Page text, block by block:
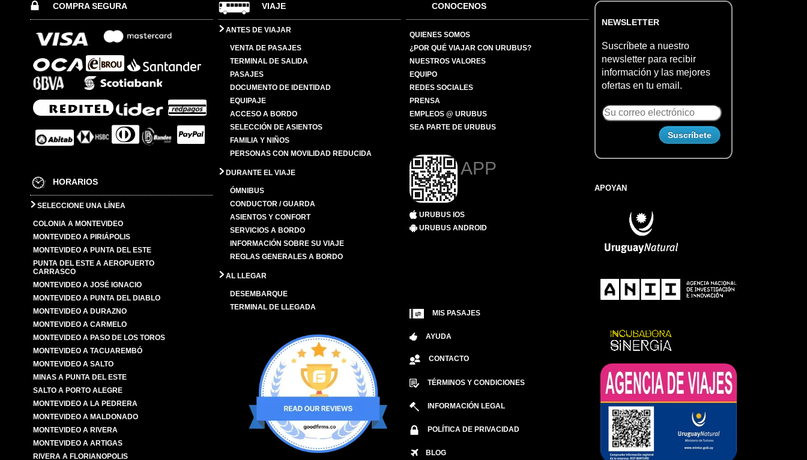
COMPRA SEGURA
HORARIOS
SELECCIONE UNA LÍNEA
COLONIA A MONTEVIDEO
MONTEVIDEO A PIRIÁPOLIS
MONTEVIDEO A PUNTA DEL ESTE
PUNTA DEL ESTE A AEROPUERTO
CARRASCO
MONTEVIDEO A JOSÉ IGNACIO
MONTEVIDEO A PUNTA DEL DIABLO
MONTEVIDEO A DURAZNO
MONTEVIDEO A CARMELO
MONTEVIDEO A PASO DE LOS TOROS
MONTEVIDEO A TACUAREMBÓ
MONTEVIDEO A SALTO
MINAS A PUNTA DEL ESTE
SALTO A PORTO ALEGRE
MONTEVIDEO A LA PEDRERA
MONTEVIDEO A MALDONADO
MONTEVIDEO A RIVERA
MONTEVIDEO A ARTIGAS
RIVERA A FLORIANOPOLIS
VIAJE
ANTES DE VIAJAR
VENTA DE PASAJES
TERMINAL DE SALIDA
PASAJES
DOCUMENTO DE IDENTIDAD
EQUIPAJE
ACCESO A BORDO
SELECCIÓN DE ASIENTOS
FAMILIA Y NIÑOS
PERSONAS CON MOVILIDAD REDUCIDA
DURANTE EL VIAJE
ÓMNIBUS
CONDUCTOR / GUARDA
ASIENTOS Y CONFORT
SERVICIOS A BORDO
INFORMACIÓN SOBRE SU VIAJE
REGLAS GENERALES A BORDO
AL LLEGAR
DESEMBARQUE
TERMINAL DE LLEGADA
CONOCENOS
QUIENES SOMOS
¿POR QUÉ VIAJAR CON URUBUS?
NUESTROS VALORES
EQUIPO
REDES SOCIALES
PRENSA
EMPLEOS @ URUBUS
SEA PARTE DE URUBUS
APP
URUBUS IOS
URUBUS ANDROID
MIS PASAJES
AYUDA
CONTACTO
TÉRMINOS Y CONDICIONES
INFORMACIÓN LEGAL
POLÍTICA DE PRIVACIDAD
BLOG
NEWSLETTER
Suscríbete a nuestro
newsletter para recibir
información y las mejores
ofertas en tu email.
APOYAN